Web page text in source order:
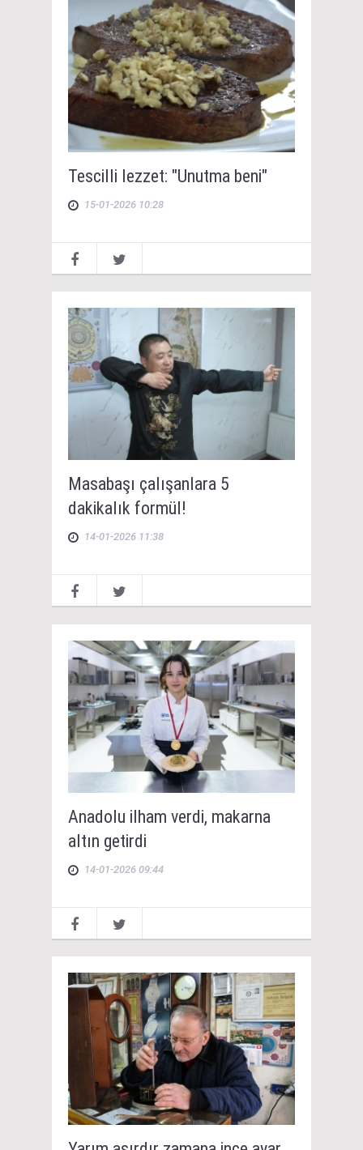
Tescilli lezzet: "Unutma beni"
15-01-2026 10:28
Masabaşı çalışanlara 5
dakikalık formül!
14-01-2026 11:38
Anadolu ilham verdi, makarna
altın getirdi
14-01-2026 09:44